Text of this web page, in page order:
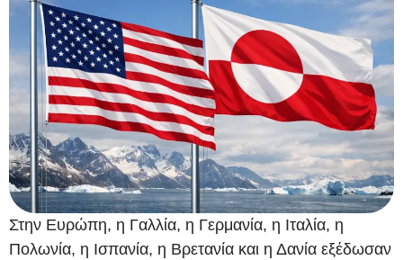
Στην Ευρώπη, η Γαλλία, η Γερμανία, η Ιταλία, η
Πολωνία, η Ισπανία, η Βρετανία και η Δανία εξέδωσαν